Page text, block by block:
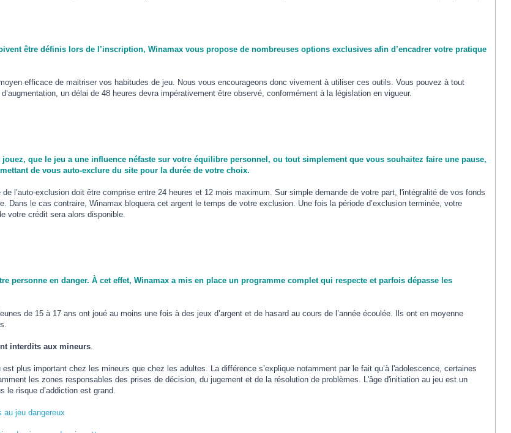
être définis lors de l’inscription, Winamax vous propose de nombreuses options exclusives afin d’encadrer votre pratique
efficace de maitriser vos habitudes de jeu. Nous vous encourageons donc vivement à utiliser ces outils. Vous pouvez à tout
un délai de 48 heures devra impérativement être observé, conformément à la législation en vigueur.
que le jeu a une influence néfaste sur votre équilibre personnel, ou tout simplement que vous souhaitez faire une pause,
de vous auto-exclure du site pour la durée de votre choix.
l’auto-exclusion doit être comprise entre 24 heures et 12 mois maximum. Sur simple demande de votre part, l'intégralité de vos fonds
Dans le cas contraire, Winamax bloquera cet argent le temps de votre exclusion. Une fois la période d’exclusion terminée, votre
votre crédit sera alors disponible.
personne en danger. À cet effet, Winamax a mis en place un programme complet qui respecte et parfois dépasse les
de 15 à 17 ans ont joué au moins une fois à des jeux d’argent et de hasard au cours de l’année écoulée. Ils ont en moyenne
interdits aux mineurs.
plus important chez les mineurs que chez les adultes. La différence s’explique notamment par le fait qu’à l'adolescence, certaines
les zones responsables des prises de décision, du jugement et de la résolution de problèmes. L'âge d'initiation au jeu est un
le risque d’addiction est grand.
au jeu dangereux